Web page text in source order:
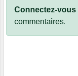
Connectez-vous
commentaires.